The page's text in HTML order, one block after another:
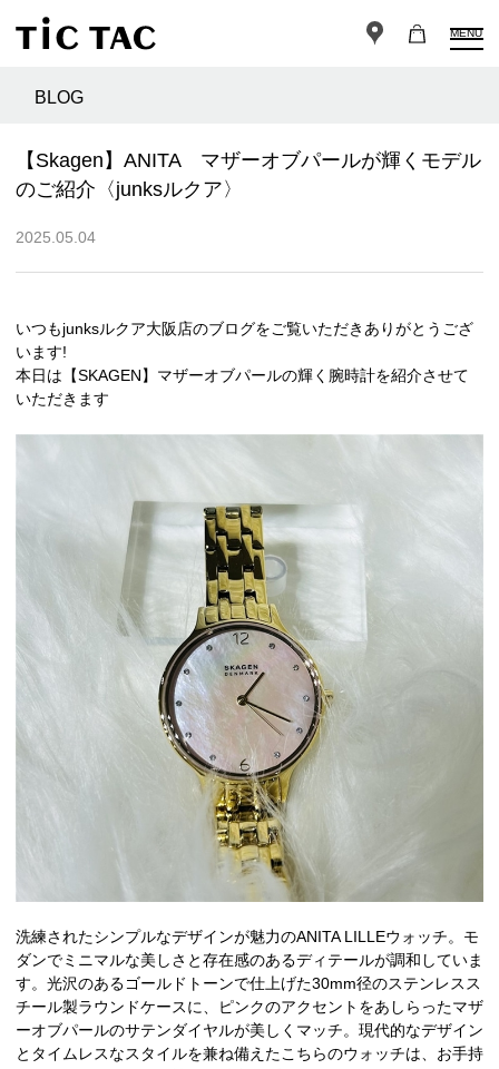
MENU
BLOG
【Skagen】ANITA マザーオブパールが輝くモデル
のご紹介〈junksルクア〉
2025.05.04
いつもjunksルクア大阪店のブログをご覧いただきありがとうござ
います!
本日は【SKAGEN】マザーオブパールの輝く腕時計を紹介させて
いただきます
洗練されたシンプルなデザインが魅力のANITA LILLEウォッチ。モ
ダンでミニマルな美しさと存在感のあるディテールが調和していま
す。光沢のあるゴールドトーンで仕上げた30mm径のステンレスス
チール製ラウンドケースに、ピンクのアクセントをあしらったマザ
ーオブパールのサテンダイヤルが美しくマッチ。現代的なデザイン
とタイムレスなスタイルを兼ね備えたこちらのウォッチは、お手持